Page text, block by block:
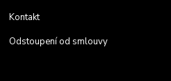
Kontakt
Odstoupení od smlouvy